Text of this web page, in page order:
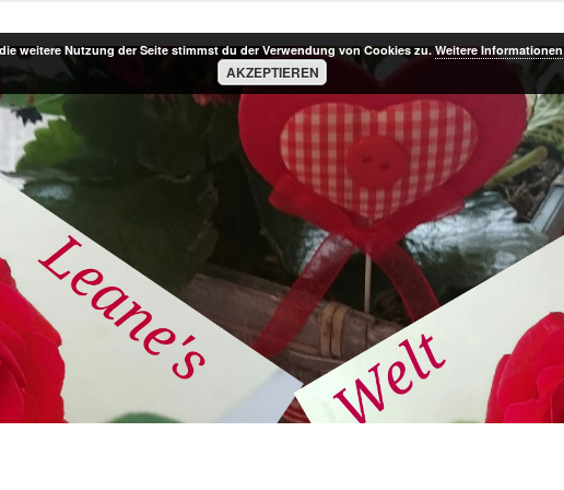
weitere Nutzung der Seite stimmst du der Verwendung von Cookies zu.Weitere Informationen
AKZEPTIEREN